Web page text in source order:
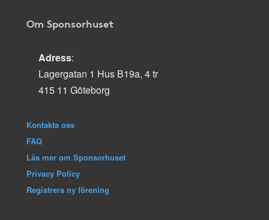
Om Sponsorhuset
Adress:
Lagergatan 1 Hus B19a, 4 tr
415 11 Göteborg
Kontakta oss
FAQ
Läs mer om Sponsorhuset
Privacy Policy
Registrera ny förening